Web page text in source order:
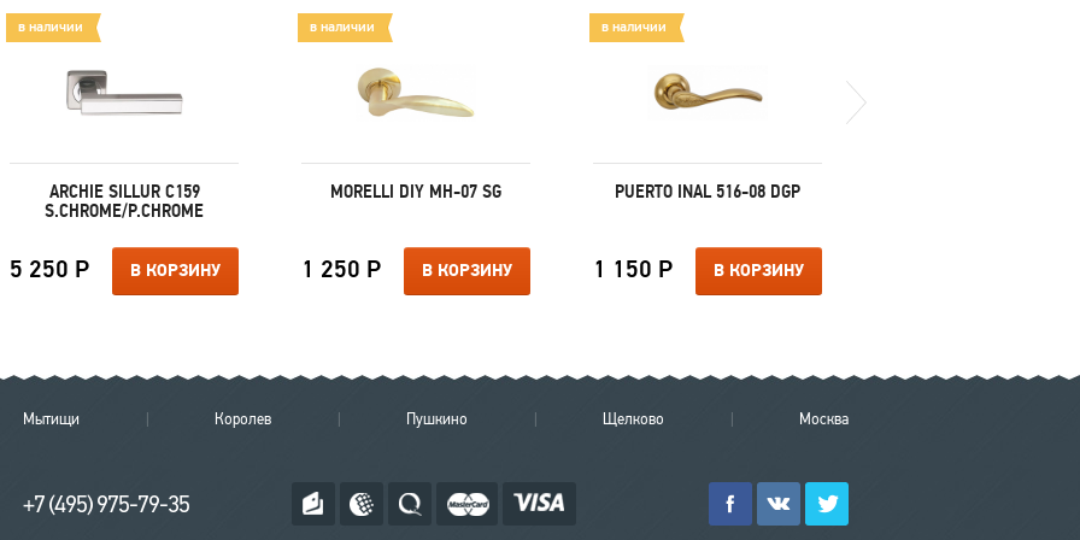
в наличии
ARCHIE SILLUR C159
S.CHROME/P.CHROME
5 250 Р В КОРЗИНУ
в наличии
MORELLI DIY MH-07 SG
1 250 Р В КОРЗИНУ
в наличии
PUERTO INAL 516-08 DGP
1 150 Р В КОРЗИНУ
Мытищи Королев Пушкино Щелково Москва
+7 (495) 975-79-35